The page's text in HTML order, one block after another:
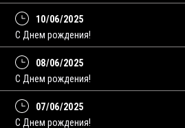
10/06/2025
С Днем рождения!
08/06/2025
C Днем рождения!
07/06/2025
С Днем рождения!